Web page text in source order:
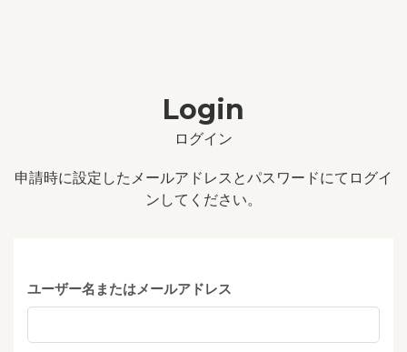
Login
ログイン
申請時に設定したメールアドレスとパスワードにてログイ
ンしてください。
ユーザー名またはメールアドレス